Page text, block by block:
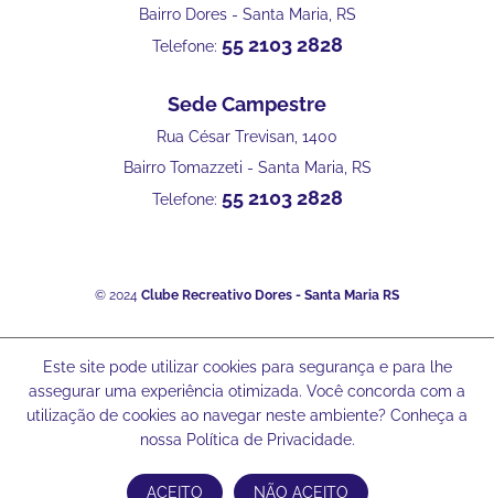
Bairro Dores - Santa Maria, RS
Telefone: 55 2103 2828
Sede Campestre
Rua César Trevisan, 1400
Bairro Tomazzeti - Santa Maria, RS
Telefone: 55 2103 2828
© 2024 Clube Recreativo Dores - Santa Maria RS
Este site pode utilizar cookies para segurança e para lhe
assegurar uma experiência otimizada. Você concorda com a
utilização de cookies ao navegar neste ambiente? Conheça a
nossa Política de Privacidade.
ACEITO NÃO ACEITO